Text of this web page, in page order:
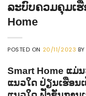
ລະບົບຄວມຄຸມເ
Home
POSTED ON 20/11/2023
Smart Home ແມ່
ແນວໃດ ປ່ຽນເຮືອນ